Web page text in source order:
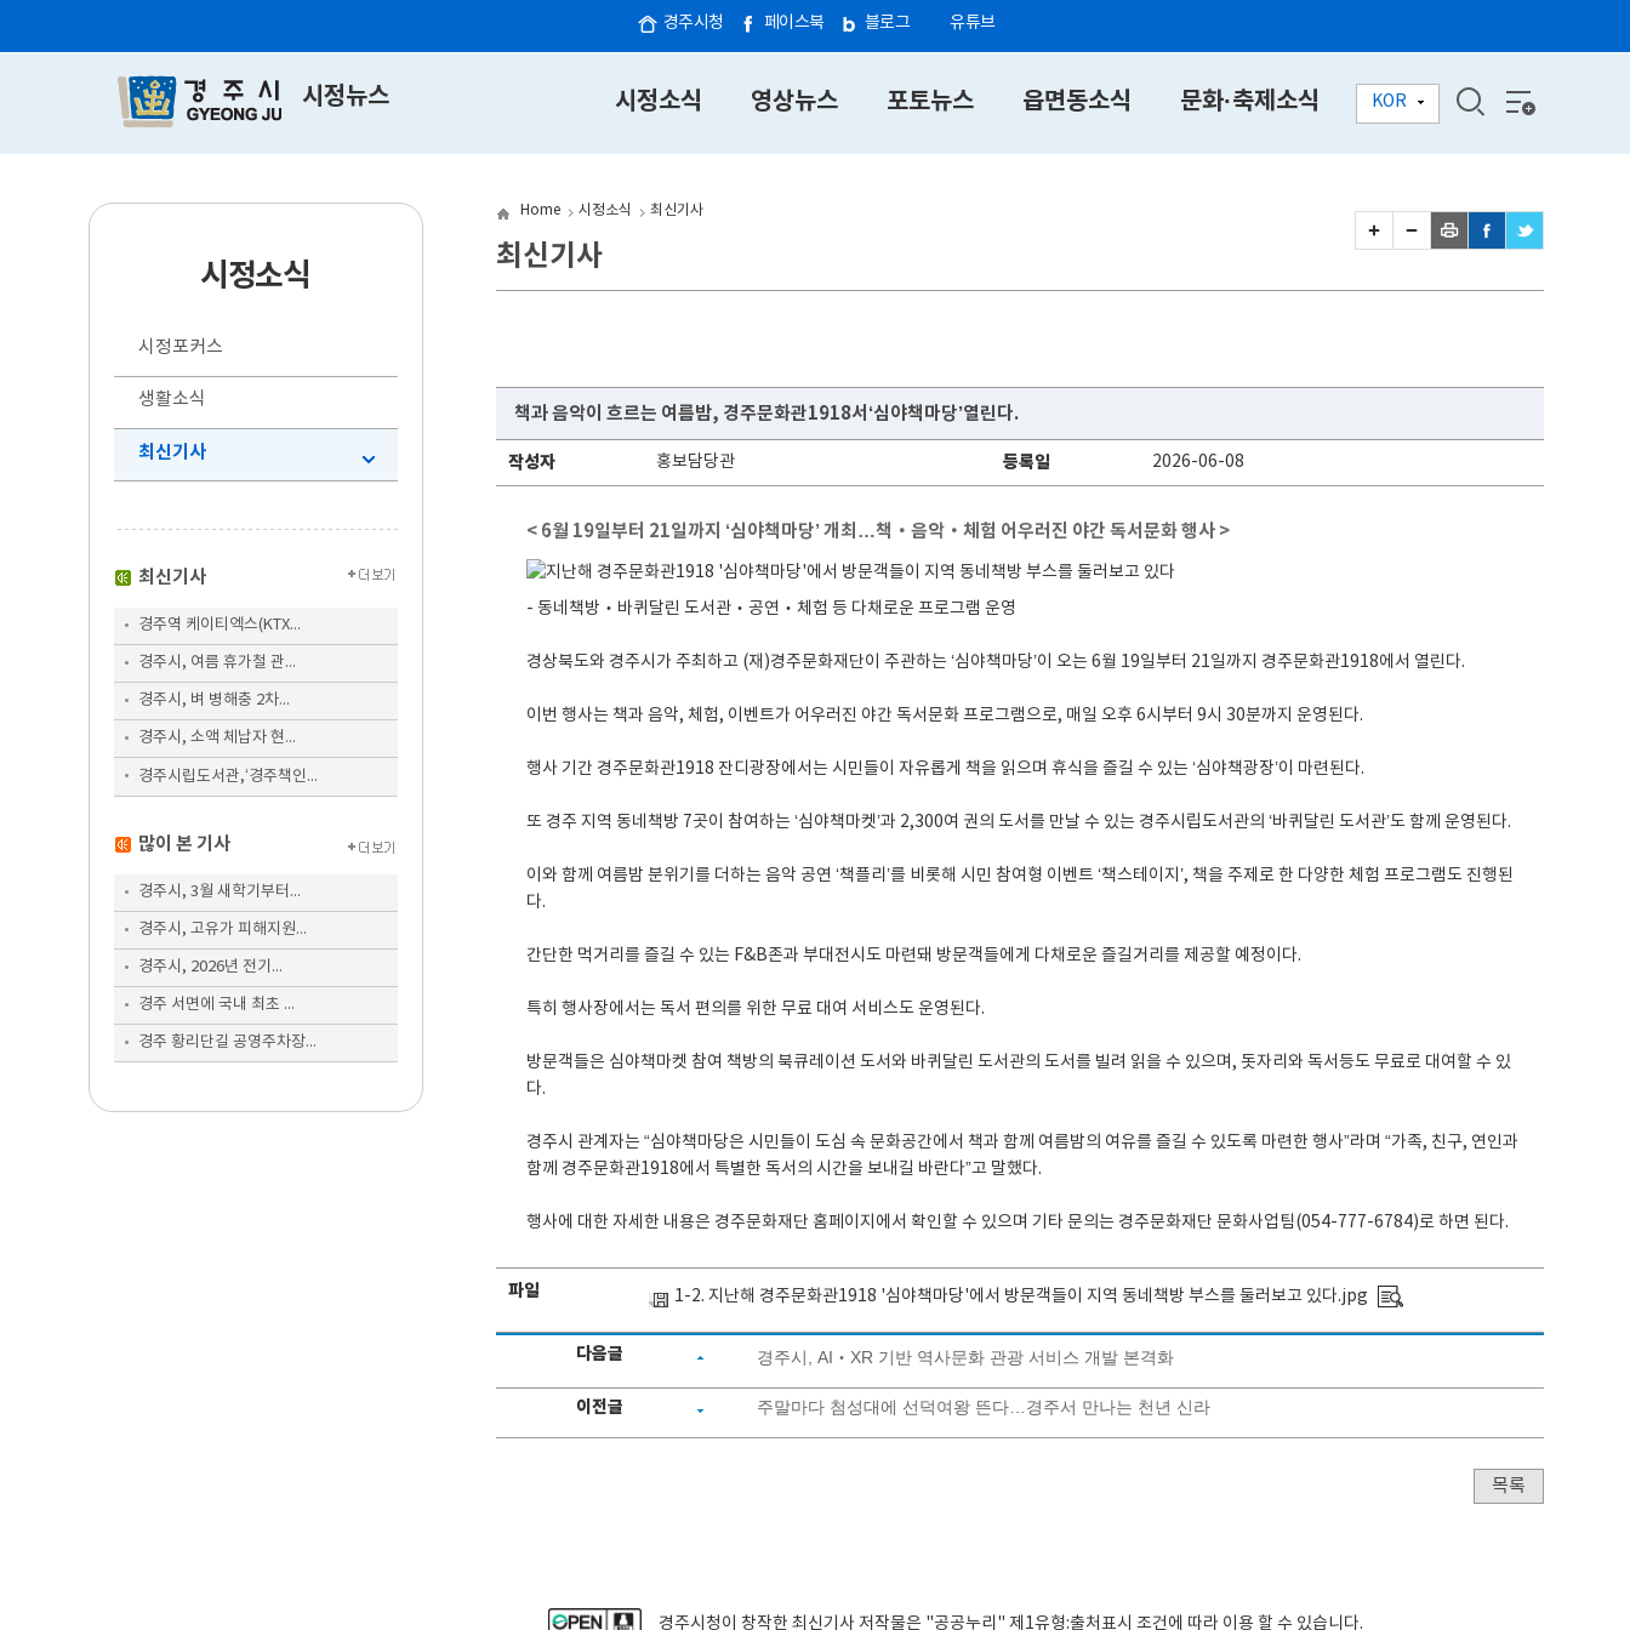
경주시청 페이스북 블로그 유튜브
시정뉴스 시정소식 영상뉴스 포토뉴스 읍면동소식 문화·축제소식 KOR
시정소식
시정포커스
생활소식
최신기사
최신기사
경주역 케이티엑스(KTX...
경주시, 여름 휴가철 관...
경주시, 벼 병해충 2차...
경주시, 소액 체납자 현...
경주시립도서관,‘경주책인...
많이 본 기사
경주시, 3월 새학기부터...
경주시, 고유가 피해지원...
경주시, 2026년 전기...
경주 서면에 국내 최초 ...
경주 황리단길 공영주차장...
Home 시정소식 최신기사
최신기사
책과 음악이 흐르는 여름밤, 경주문화관1918서‘심야책마당’열린다.
작성자 홍보담당관 등록일 2026-06-08
< 6월 19일부터 21일까지 ‘심야책마당’ 개최…책‧음악‧체험 어우러진 야간 독서문화 행사 >
- 동네책방‧바퀴달린 도서관‧공연‧체험 등 다채로운 프로그램 운영
경상북도와 경주시가 주최하고 (재)경주문화재단이 주관하는 ‘심야책마당’이 오는 6월 19일부터 21일까지 경주문화관1918에서 열린다.
이번 행사는 책과 음악, 체험, 이벤트가 어우러진 야간 독서문화 프로그램으로, 매일 오후 6시부터 9시 30분까지 운영된다.
행사 기간 경주문화관1918 잔디광장에서는 시민들이 자유롭게 책을 읽으며 휴식을 즐길 수 있는 ‘심야책광장’이 마련된다.
또 경주 지역 동네책방 7곳이 참여하는 ‘심야책마켓’과 2,300여 권의 도서를 만날 수 있는 경주시립도서관의 ‘바퀴달린 도서관’도 함께 운영된다.
이와 함께 여름밤 분위기를 더하는 음악 공연 ‘책플리’를 비롯해 시민 참여형 이벤트 ‘책스테이지’, 책을 주제로 한 다양한 체험 프로그램도 진행된
다.
간단한 먹거리를 즐길 수 있는 F&B존과 부대전시도 마련돼 방문객들에게 다채로운 즐길거리를 제공할 예정이다.
특히 행사장에서는 독서 편의를 위한 무료 대여 서비스도 운영된다.
방문객들은 심야책마켓 참여 책방의 북큐레이션 도서와 바퀴달린 도서관의 도서를 빌려 읽을 수 있으며, 돗자리와 독서등도 무료로 대여할 수 있
다.
경주시 관계자는 “심야책마당은 시민들이 도심 속 문화공간에서 책과 함께 여름밤의 여유를 즐길 수 있도록 마련한 행사”라며 “가족, 친구, 연인과
함께 경주문화관1918에서 특별한 독서의 시간을 보내길 바란다”고 말했다.
행사에 대한 자세한 내용은 경주문화재단 홈페이지에서 확인할 수 있으며 기타 문의는 경주문화재단 문화사업팀(054-777-6784)로 하면 된다.
파일 1-2. 지난해 경주문화관1918 '심야책마당'에서 방문객들이 지역 동네책방 부스를 둘러보고 있다.jpg
다음글 경주시, AI‧XR 기반 역사문화 관광 서비스 개발 본격화
이전글 주말마다 첨성대에 선덕여왕 뜬다…경주서 만나는 천년 신라
목록
경주시청이 창작한 최신기사 저작물은 "공공누리" 제1유형:출처표시 조건에 따라 이용 할 수 있습니다.